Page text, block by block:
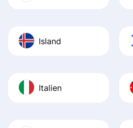
Island
Italien